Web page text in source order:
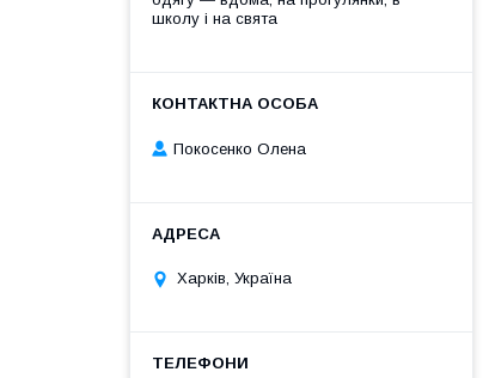
школу і на свята
Покосенко Олена
Харків, Україна